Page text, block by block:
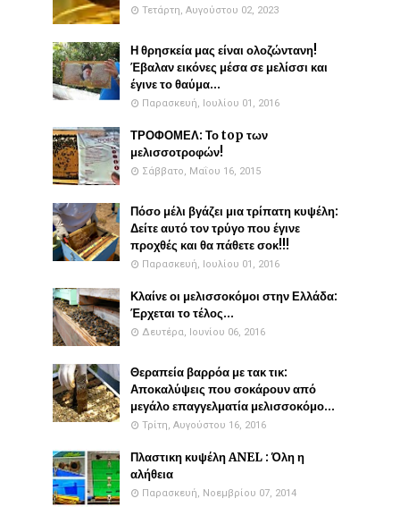
Τετάρτη, Αυγούστου 02, 2023
Η θρησκεία μας είναι ολοζώντανη!
Έβαλαν εικόνες μέσα σε μελίσσι και
έγινε το θαύμα...
Παρασκευή, Ιουλίου 01, 2016
ΤΡΟΦΟΜΕΛ: Το top των
μελισσοτροφών!
Σάββατο, Μαΐου 16, 2015
Πόσο μέλι βγάζει μια τρίπατη κυψέλη:
Δείτε αυτό τον τρύγο που έγινε
προχθές και θα πάθετε σοκ!!!
Παρασκευή, Ιουλίου 01, 2016
Κλαίνε οι μελισσοκόμοι στην Ελλάδα:
Έρχεται το τέλος...
Δευτέρα, Ιουνίου 06, 2016
Θεραπεία βαρρόα με τακ τικ:
Αποκαλύψεις που σοκάρουν από
μεγάλο επαγγελματία μελισσοκόμο...
Τρίτη, Αυγούστου 16, 2016
Πλαστικη κυψέλη ANEL : Όλη η
αλήθεια
Παρασκευή, Νοεμβρίου 07, 2014